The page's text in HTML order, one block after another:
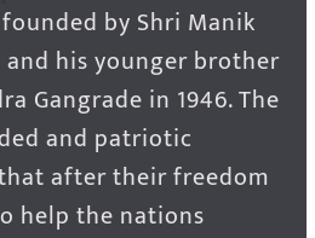
by Shri Manik
his younger brother
Gangrade in 1946. The
and patriotic
after their freedom
help the nations